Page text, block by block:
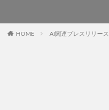
HOME AI関連プレスリリース